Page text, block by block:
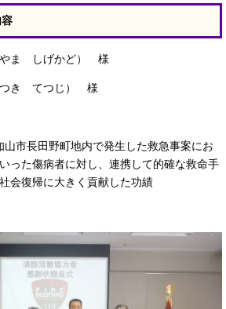
しげかど） 様
てつじ） 様
長田野町地内で発生した救急事案にお
った傷病者に対し、連携して的確な救命手
会復帰に大きく貢献した功績